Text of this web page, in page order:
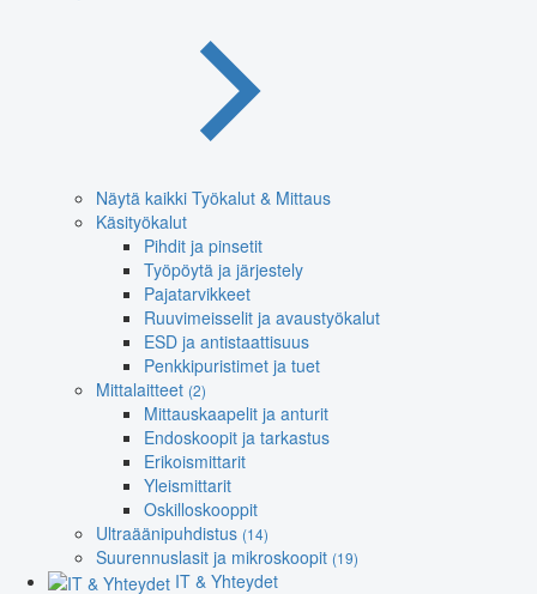
Näytä kaikki Työkalut & Mittaus
Käsityökalut
Pihdit ja pinsetit
Työpöytä ja järjestely
Pajatarvikkeet
Ruuvimeisselit ja avaustyökalut
ESD ja antistaattisuus
Penkkipuristimet ja tuet
Mittalaitteet (2)
Mittauskaapelit ja anturit
Endoskoopit ja tarkastus
Erikoismittarit
Yleismittarit
Oskilloskooppit
Ultraäänipuhdistus (14)
Suurennuslasit ja mikroskoopit (19)
IT & Yhteydet